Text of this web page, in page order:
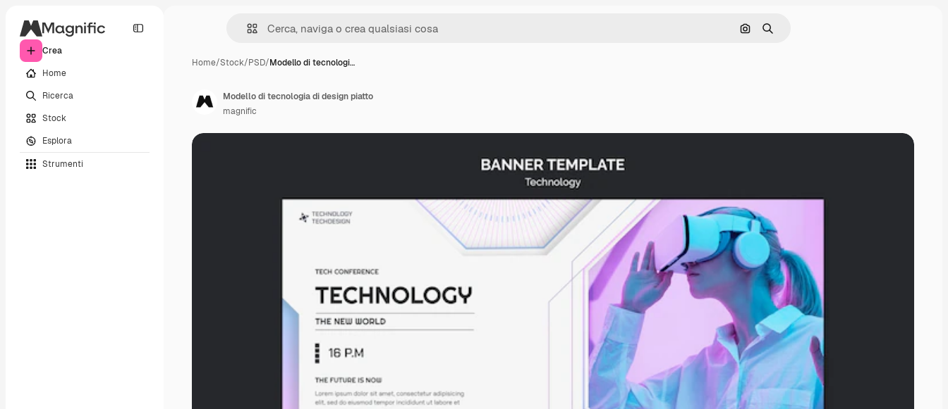
Crea
Home
Ricerca
Stock
Esplora
Strumenti
Cerca per immagine
Ricerca
Home/Stock/PSD/Modello di tecnologi…
Modello di tecnologia di design piatto
magnific